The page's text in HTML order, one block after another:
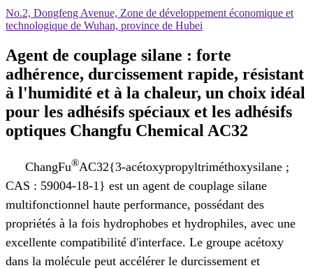
No.2, Dongfeng Avenue, Zone de développement économique et
technologique de Wuhan, province de Hubei
Agent de couplage silane : forte
adhérence, durcissement rapide, résistant
à l'humidité et à la chaleur, un choix idéal
pour les adhésifs spéciaux et les adhésifs
optiques Changfu Chemical AC32
ChangFu®AC32{3-acétoxypropyltriméthoxysilane ;
CAS : 59004-18-1} est un agent de couplage silane
multifonctionnel haute performance, possédant des
propriétés à la fois hydrophobes et hydrophiles, avec une
excellente compatibilité d'interface. Le groupe acétoxy
dans la molécule peut accélérer le durcissement et